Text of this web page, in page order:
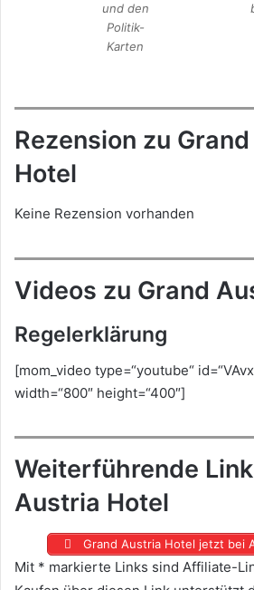
und den
Politik-
Karten
Rezension zu
Hotel
Keine Rezension vorhanden
Videos zu Grand
Regelerklärung
[mom_video type=“youtube“
width=“800″ height=“400″]
Weiterführende
Austria Hotel
Grand Austria Hotel jetzt bei
Mit * markierte Links sind Affiliate-